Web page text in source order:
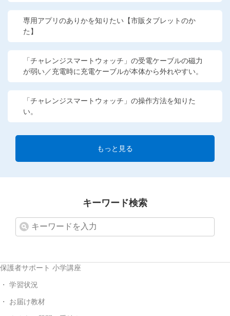
専用アプリのありかを知りたい【市販タブレットのか
た】
「チャレンジスマートウォッチ」の受電ケーブルの磁力
が弱い／充電時に充電ケーブルが本体から外れやすい。
「チャレンジスマートウォッチ」の操作方法を知りた
い。
もっと見る
キーワード検索
保護者サポート 小学講座
学習状況
お届け教材